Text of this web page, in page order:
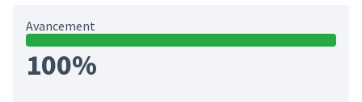
Avancement
100%